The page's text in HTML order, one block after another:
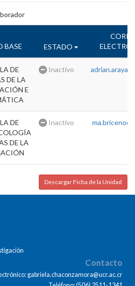
BASE ESTADO
DE
DE LA
E
Inactivo
DE
DE LA
Inactivo
Descargar Ficha de la Unidad
Contacto
gabriela.chaconzamora@ucr.ac.cr